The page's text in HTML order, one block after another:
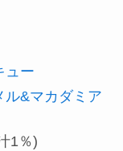
ュー
ル&マカダミア
1％)